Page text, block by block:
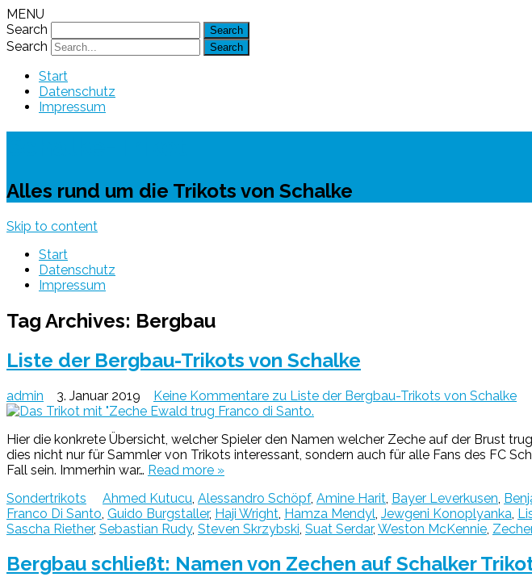
MENU
Search
Search
Start
Datenschutz
Impressum
Alles rund um die Trikots von Schalke
Skip to content
Start
Datenschutz
Impressum
Tag Archives: Bergbau
Liste der Bergbau-Trikots von Schalke
admin 3. Januar 2019 Keine Kommentare zu Liste der Bergbau-Trikots von Schalke
Hier die konkrete Übersicht, welcher Spieler den Namen welcher Zeche auf der Brust
dies nicht nur für Sammler von Trikots interessant, sondern auch für alle Fans des FC
Fall sein. Immerhin war… Read more »
Sondertrikots
Ahmed Kutucu Alessandro Schöpf, Amine Harit Bayer Leverkusen
Franco Di Santo Guido Burgstaller, Haji Wright Hamza Mendyl Jewgeni Konoplyanka
Sascha Riether, Sebastian Rudy, Steven Skrzybski Suat Serdar, Weston McKennie
Bergbau schließt: Namen von Zechen auf Schalker